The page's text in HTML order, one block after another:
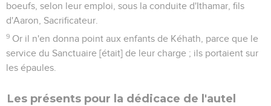
boeufs, selon leur emploi, sous la conduite d'Ithamar, fils
d'Aaron, Sacrificateur.
9 Or il n'en donna point aux enfants de Kéhath, parce que le
service du Sanctuaire [était] de leur charge ; ils portaient sur
les épaules.
Les présents pour la dédicace de l'autel